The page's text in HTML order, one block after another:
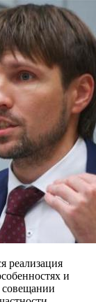
реализация
и
совещании